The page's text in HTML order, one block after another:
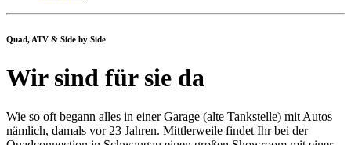
Quad, ATV & Side by Side
Wir sind für sie da
Wie so oft begann alles in einer Garage (alte Tankstelle) mit Autos
nämlich, damals vor 23 Jahren. Mittlerweile findet Ihr bei der